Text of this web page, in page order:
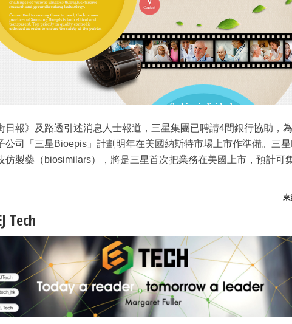
日報》及路透引述消息人士報道，三星集團已聘請4間銀行協助，
公司「三星Bioepis」計劃明年在美國納斯特市場上市作準備。三
仿製藥（biosimilars），將是三星首次把業務在美國上市，預計可
來
Tech